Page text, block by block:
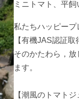
ミニトマト、平飼
私たちハッピープ
【有機JAS認証取
そのかたわら，
ます。
【潮風のトマト